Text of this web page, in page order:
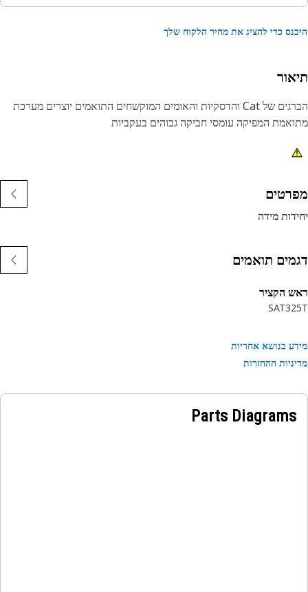
כדי להציג את מחיר הלקוח שלך
הברגים של Cat והדסקיות והאומים המוקשחים התואמים יוצרים מערכת
המפיקה עומסי חביקה גבוהים בעקביות
מידה
תואמים
הקציר
בנושא אחריות
ההחזרות
Parts Diagrams